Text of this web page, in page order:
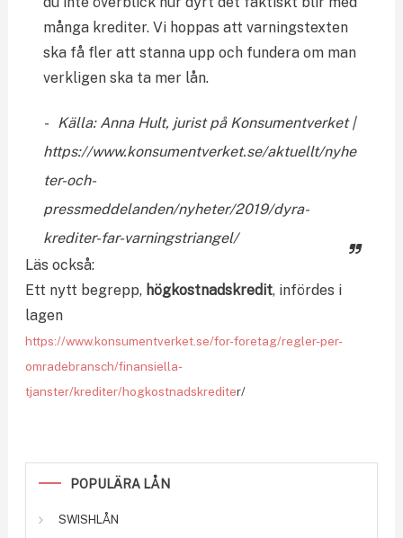
många krediter. Vi hoppas att varningstexten
ska få fler att stanna upp och fundera om man
verkligen ska ta mer lån.
Källa: Anna Hult, jurist på Konsumentverket |
https://www.konsumentverket.se/aktuellt/nyhe
ter-och-
pressmeddelanden/nyheter/2019/dyra-
krediter-far-varningstriangel/
Läs också:
Ett nytt begrepp, högkostnadskredit, infördes i
lagen
https://www.konsumentverket.se/for-foretag/regler-per-
omradebransch/finansiella-
tjanster/krediter/hogkostnadskrediter/
POPULÄRA LÅN
SWISHLÅN